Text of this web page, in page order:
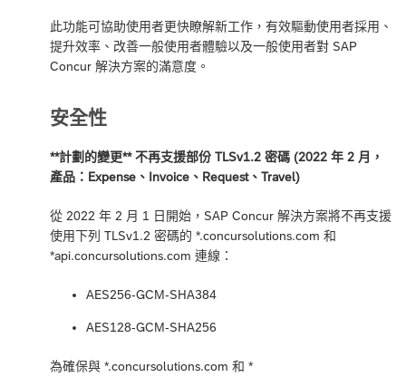
此功能可協助使用者更快瞭解新工作，有效驅動使用者採用、
提升效率、改善一般使用者體驗以及一般使用者對 SAP
Concur 解決方案的滿意度。
安全性
**計劃的變更** 不再支援部份 TLSv1.2 密碼 (2022 年 2 月，
產品：Expense、Invoice、Request、Travel)
從 2022 年 2 月 1 日開始，SAP Concur 解決方案將不再支援
使用下列 TLSv1.2 密碼的 *.concursolutions.com 和
*api.concursolutions.com 連線：
AES256-GCM-SHA384
AES128-GCM-SHA256
為確保與 *.concursolutions.com 和 *